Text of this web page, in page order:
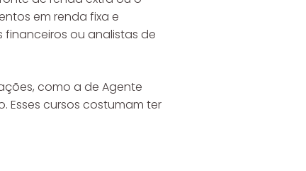
em renda fixa e
ou analistas de
como a de Agente
Esses cursos costumam ter